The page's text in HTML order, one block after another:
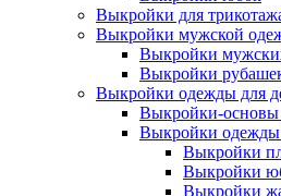
Выкройки для
Выкройки мужской
Выкройки
Выкройки
Выкройки одежды для
Выкройки-основы
Выкройки одежды
Выкройки
Выкройки
Выкройки